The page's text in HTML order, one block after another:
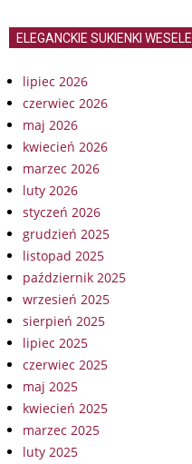
ELEGANCKIE SUKIENKI WESELE
lipiec 2026
czerwiec 2026
maj 2026
kwiecień 2026
marzec 2026
luty 2026
styczeń 2026
grudzień 2025
listopad 2025
październik 2025
wrzesień 2025
sierpień 2025
lipiec 2025
czerwiec 2025
maj 2025
kwiecień 2025
marzec 2025
luty 2025